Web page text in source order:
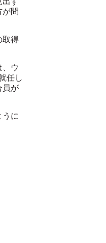
問
取得
ウ
任し
員が
に